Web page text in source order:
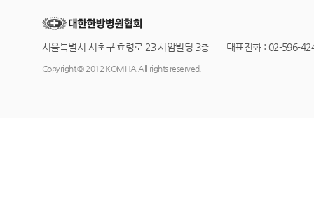
서울특별시 서초구 효령로 23 서암빌딩 3층 대표전화 : 02-596-
Copyright © 2012 KOMHA All rights reserved.